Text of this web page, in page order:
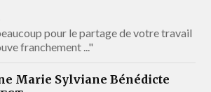
pour le partage de votre travail
franchement ..."
Marie Sylviane Bénédicte